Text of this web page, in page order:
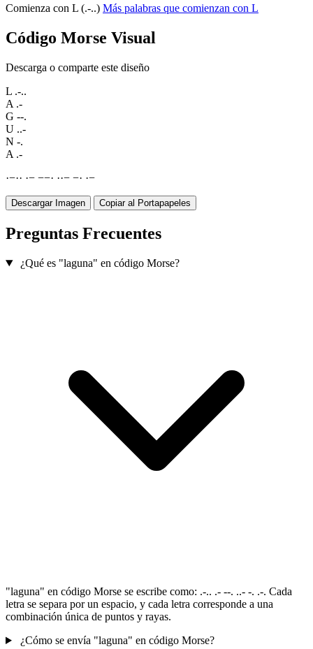
Comienza con L (.-..) Más palabras que comienzan con L
Código Morse Visual
Descarga o comparte este diseño
L .-..
A .-
G --.
U ..-
N -.
A .-
·−·· ·− −−· ··− −· ·−
Descargar Imagen Copiar al Portapapeles
Preguntas Frecuentes
¿Qué es "laguna" en código Morse?
"laguna" en código Morse se escribe como: .-.. .- --. ..- -. .-. Cada
letra se separa por un espacio, y cada letra corresponde a una
combinación única de puntos y rayas.
¿Cómo se envía "laguna" en código Morse?